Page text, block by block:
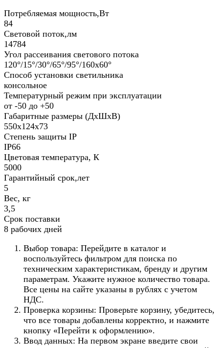
Потребляемая мощность,Вт
84
Световой поток,лм
14784
Угол рассеивания светового потока
120°/15°/30°/65°/95°/160х60°
Способ установки светильника
консольное
Температурный режим при эксплуатации
от -50 до +50
Габаритные размеры (ДхШхВ)
550х124х73
Степень защиты IP
IP66
Цветовая температура, К
5000
Гарантийный срок,лет
5
Вес, кг
3,5
Срок поставки
8 рабочих дней
Выбор товара: Перейдите в каталог и
воспользуйтесь фильтром для поиска по
техническим характеристикам, бренду и другим
параметрам. Укажите нужное количество товара.
Все цены на сайте указаны в рублях с учетом
НДС.
Проверка корзины: Проверьте корзину, убедитесь,
что все товары добавлены корректно, и нажмите
кнопку «Перейти к оформлению».
Ввод данных: На первом экране введите свои